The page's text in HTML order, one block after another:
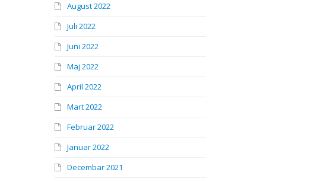
August 2022
Juli 2022
Juni 2022
Maj 2022
April 2022
Mart 2022
Februar 2022
Januar 2022
Decembar 2021